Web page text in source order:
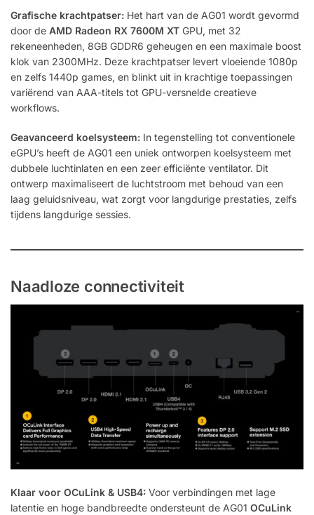
Grafische krachtpatser: Het hart van de AG01 wordt gevormd
door de AMD Radeon RX 7600M XT GPU, met 32
rekeneenheden, 8GB GDDR6 geheugen en een maximale boost
klok van 2300MHz. Deze krachtpatser levert vloeiende 1080p
en zelfs 1440p games, en blinkt uit in krachtige toepassingen
variërend van AAA-titels tot GPU-versnelde creatieve
workflows.
Geavanceerd koelsysteem: In tegenstelling tot conventionele
eGPU’s heeft de AG01 een uniek ontworpen koelsysteem met
dubbele luchtinlaten en een zeer efficiënte ventilator. Dit
ontwerp maximaliseert de luchtstroom met behoud van een
laag geluidsniveau, wat zorgt voor langdurige prestaties, zelfs
tijdens langdurige sessies.
Naadloze connectiviteit
Klaar voor OCuLink & USB4: Voor verbindingen met lage
latentie en hoge bandbreedte ondersteunt de AG01 OCuLink